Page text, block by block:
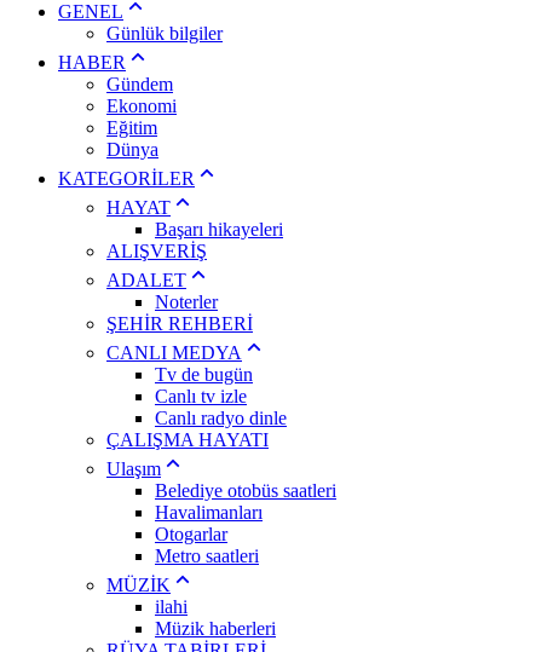
GENEL
Günlük bilgiler
HABER
Gündem
Ekonomi
Eğitim
Dünya
KATEGORİLER
HAYAT
Başarı hikayeleri
ALIŞVERİŞ
ADALET
Noterler
ŞEHİR REHBERİ
CANLI MEDYA
Tv de bugün
Canlı tv izle
Canlı radyo dinle
ÇALIŞMA HAYATI
Ulaşım
Belediye otobüs saatleri
Havalimanları
Otogarlar
Metro saatleri
MÜZİK
ilahi
Müzik haberleri